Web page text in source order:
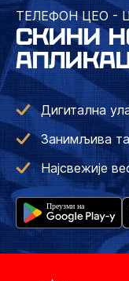
ТЕЛЕФОН ЦЕО -
СКИНИ
Дигитална
Занимљива
Најсвежије